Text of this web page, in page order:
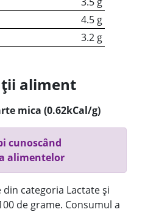
4.5 g
3.2 g
aliment
mica (0.62kCal/g)
cunoscând
alimentelor
categoria Lactate și
de grame. Consumul a